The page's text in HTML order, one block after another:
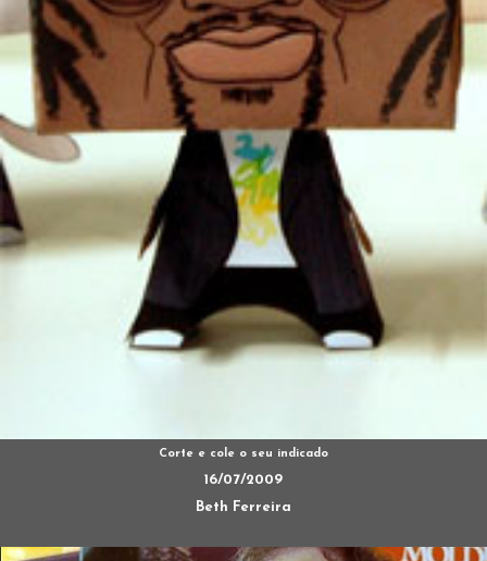
Corte e cole o seu indicado
16/07/2009
Beth Ferreira